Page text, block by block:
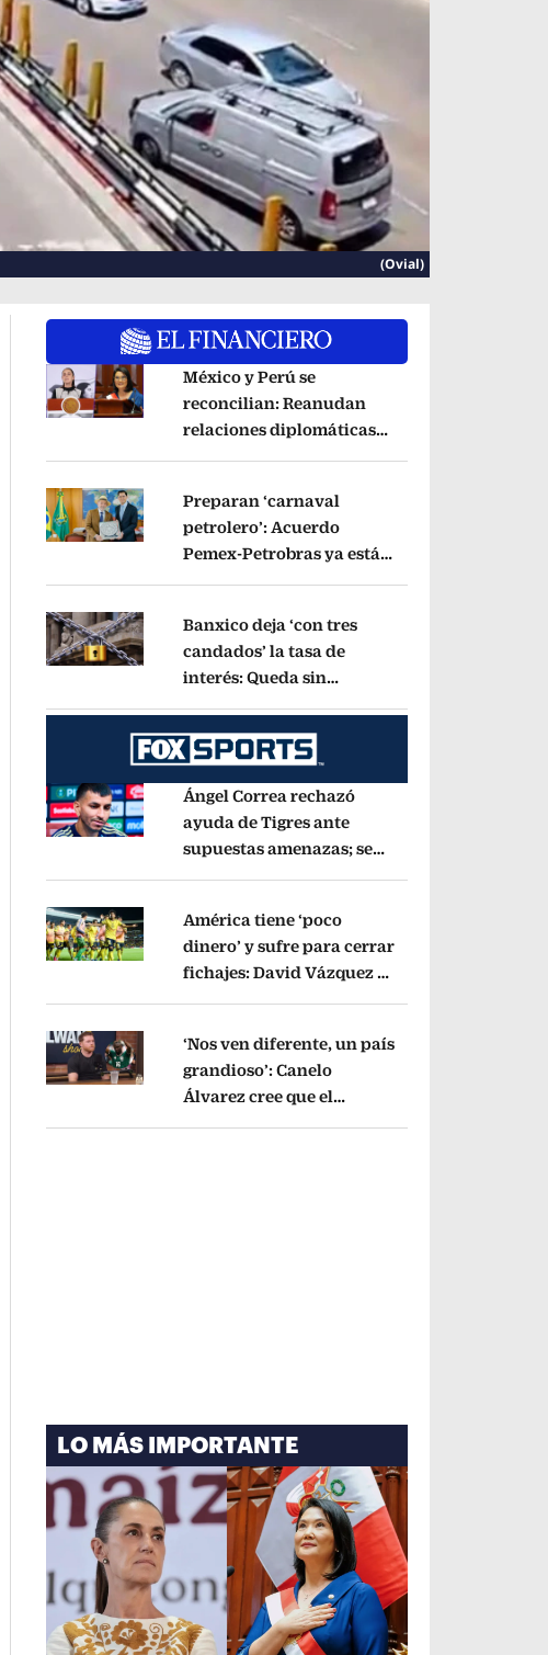
(Ovial)
Opens in new window
México y Perú se
reconcilian: Reanudan
relaciones diplomáticas
Opens in new window
Preparan ‘carnaval
petrolero’: Acuerdo
Pemex-Petrobras ya está
Opens in new window
Banxico deja ‘con tres
candados’ la tasa de
interés: Queda sin
Opens in new window
Ángel Correa rechazó
ayuda de Tigres ante
supuestas amenazas; se
Opens in new window
América tiene ‘poco
dinero’ y sufre para cerrar
fichajes: David Vázquez se
Opens in new window
‘Nos ven diferente, un país
grandioso’: Canelo
Álvarez cree que el
LO MÁS IMPORTANTE